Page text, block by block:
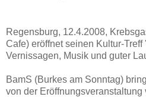
Regensburg, 12.4.2008,
Cafe) eröffnet seinen Kultur-
Vernissagen, Musik und guter
BamS (Burkes am Sonntag)
von der